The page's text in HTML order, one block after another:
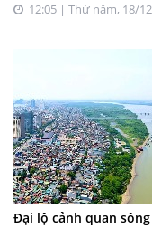
12:05 | Thứ năm, 18/
Đại lộ cảnh quan